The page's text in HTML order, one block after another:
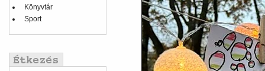
Könyvtár
Sport